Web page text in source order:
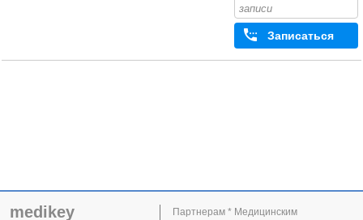
записи
Записаться
medikey
Партнерам * Медицинским